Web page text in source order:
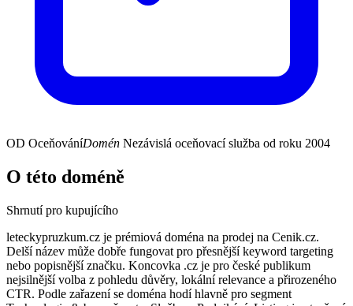
OD OceňováníDomén Nezávislá oceňovací služba od roku 2004
O této doméně
Shrnutí pro kupujícího
leteckypruzkum.cz je prémiová doména na prodej na Cenik.cz.
Delší název může dobře fungovat pro přesnější keyword targeting
nebo popisnější značku. Koncovka .cz je pro české publikum
nejsilnější volba z pohledu důvěry, lokální relevance a přirozeného
CTR. Podle zařazení se doména hodí hlavně pro segment